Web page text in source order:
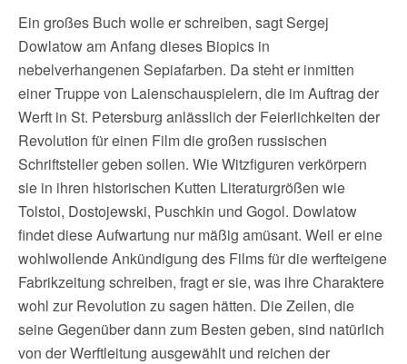
Ein großes Buch wolle er schreiben, sagt Sergej
Dowlatow am Anfang dieses Biopics in
nebelverhangenen Sepiafarben. Da steht er inmitten
einer Truppe von Laienschauspielern, die im Auftrag der
Werft in St. Petersburg anlässlich der Feierlichkeiten der
Revolution für einen Film die großen russischen
Schriftsteller geben sollen. Wie Witzfiguren verkörpern
sie in ihren historischen Kutten Literaturgrößen wie
Tolstoi, Dostojewski, Puschkin und Gogol. Dowlatow
findet diese Aufwartung nur mäßig amüsant. Weil er eine
wohlwollende Ankündigung des Films für die werfteigene
Fabrikzeitung schreiben, fragt er sie, was ihre Charaktere
wohl zur Revolution zu sagen hätten. Die Zeilen, die
seine Gegenüber dann zum Besten geben, sind natürlich
von der Werftleitung ausgewählt und reichen der